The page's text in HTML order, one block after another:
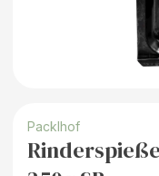
Packlhof